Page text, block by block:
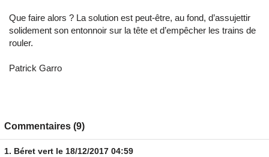
Que faire alors ? La solution est peut-être, au fond, d’assujettir
solidement son entonnoir sur la tête et d’empêcher les trains de
rouler.
Patrick Garro
Commentaires (9)
1. Béret vert le 18/12/2017 04:59